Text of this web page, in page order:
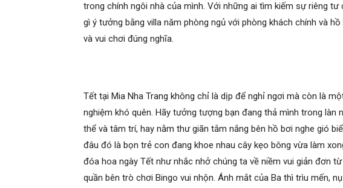
trong chính ngôi nhà của mình. Với những ai tìm kiếm sự riêng
gì ý tưởng bằng villa năm phòng ngủ với phòng khách chính và
và vui chơi đúng nghĩa.
Tết tại Mia Nha Trang không chỉ là dịp để nghỉ ngơi mà còn là
nghiệm khó quên. Hãy tưởng tượng bạn đang thả mình trong
thể và tâm trí, hay nằm thư giãn tắm nắng bên hồ bơi nghe gió
đâu đó là bọn trẻ con đang khoe nhau cây kẹo bông vừa làm
đóa hoa ngày Tết như nhắc nhở chúng ta về niềm vui giản đơn
quần bên trò chơi Bingo vui nhộn. Ánh mắt của Ba thì trìu mến,